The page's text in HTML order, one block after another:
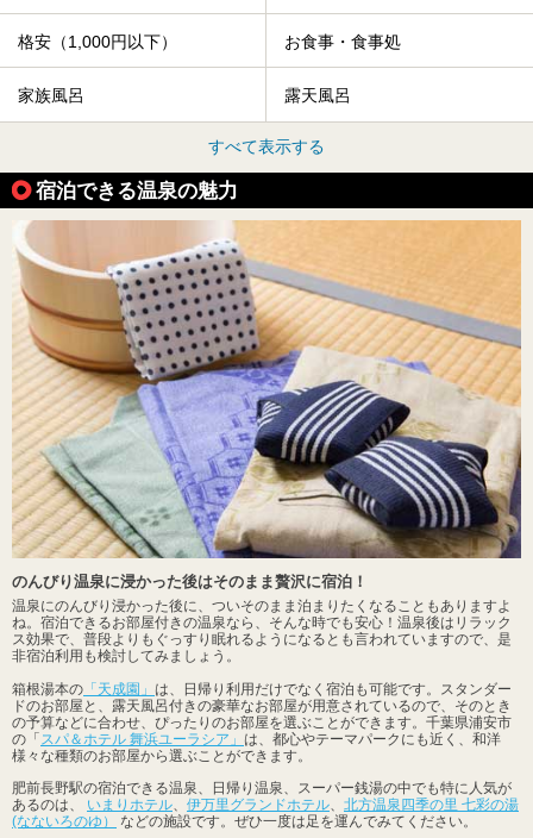
格安（1,000円以下） お食事・食事処
家族風呂 露天風呂
すべて表示する
宿泊できる温泉の魅力
のんびり温泉に浸かった後はそのまま贅沢に宿泊！
温泉にのんびり浸かった後に、ついそのまま泊まりたくなることもありますよ
ね。宿泊できるお部屋付きの温泉なら、そんな時でも安心！温泉後はリラック
ス効果で、普段よりもぐっすり眠れるようになるとも言われていますので、是
非宿泊利用も検討してみましょう。
箱根湯本の 「天成園」 は、日帰り利用だけでなく宿泊も可能です。スタンダー
ドのお部屋と、露天風呂付きの豪華なお部屋が用意されているので、そのとき
の予算などに合わせ、ぴったりのお部屋を選ぶことができます。千葉県浦安市
の「スパ＆ホテル 舞浜ユーラシア」 は、都心やテーマパークにも近く、和洋
様々な種類のお部屋から選ぶことができます。
肥前長野駅の宿泊できる温泉、日帰り温泉、スーパー銭湯の中でも特に人気が
あるのは、 いまりホテル、 伊万里グランドホテル、 北方温泉四季の里 七彩の湯
(なないろのゆ）
などの施設です。ぜひ一度は足を運んでみてください。